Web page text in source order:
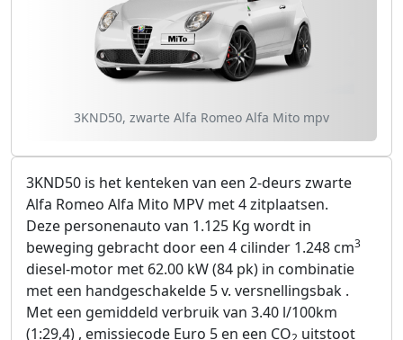
3KND50, zwarte Alfa Romeo Alfa Mito mpv
3KND50 is het kenteken van een 2-deurs zwarte
Alfa Romeo Alfa Mito MPV met 4 zitplaatsen.
Deze personenauto van 1.125 Kg wordt in
beweging gebracht door een 4 cilinder 1.248 cm3
diesel-motor met 62.00 kW (84 pk) in combinatie
met een handgeschakelde 5 v. versnellingsbak .
Met een gemiddeld verbruik van 3.40 l/100km
(1:29,4) , emissiecode Euro 5 en een CO uitstoot